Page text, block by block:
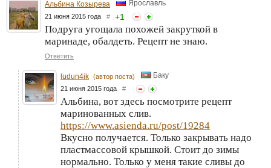
Альбина Козырева Ярославль
21 июня 2015 года # +1
Подруга угощала похожей закруткой в
маринаде, обалдеть. Рецепт не знаю.
Ответить
ludun4ik (автор поста) Баку
21 июня 2015 года #
Альбина, вот здесь посмотрите рецепт
маринованных слив.
https://www.asienda.ru/post/19284
Вкусно получается. Только закрывать надо
пластмассовой крышкой. Стоит до зимы
нормально. Только у меня такие сливы до